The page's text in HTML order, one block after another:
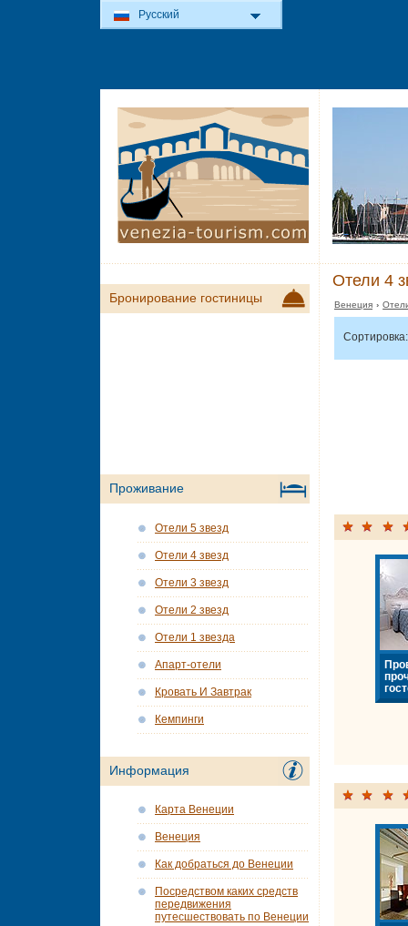
Отели 4
Венеция ›
Сортировка:
Бронирование гостиницы
Проживание
Отели 5 звезд
Отели 4 звезд
Отели 3 звезд
Отели 2 звезд
Отели 1 звезда
Апарт-отели
Кровать И Завтрак
Кемпинги
Информация
Карта Венеции
Венеция
Как добраться до Венеции
Посредством каких средств
передвижения
путесшествовать по Венеции
Русский